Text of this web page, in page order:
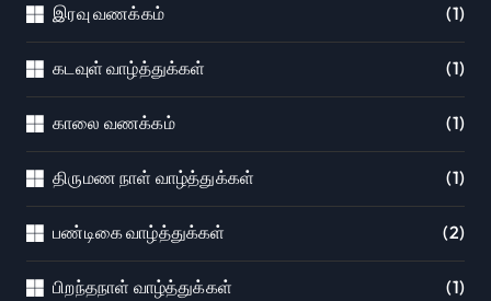
இரவு வணக்கம் (1)
கடவுள் வாழ்த்துக்கள் (1)
காலை வணக்கம் (1)
திருமண நாள் வாழ்த்துக்கள் (1)
பண்டிகை வாழ்த்துக்கள் (2)
பிறந்தநாள் வாழ்த்துக்கள் (1)